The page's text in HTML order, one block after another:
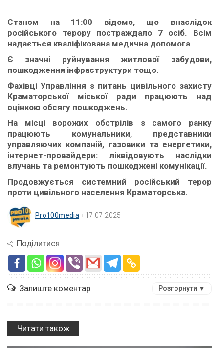
Станом на 11:00 відомо, що внаслідок
російського терору постраждало 7 осіб. Всім
надається кваліфікована медична допомога.
Є значні руйнування житлової забудови,
пошкодження інфраструктури тощо.
Фахівці Управління з питань цивільного захисту
Краматорської міської ради працюють над
оцінкою обсягу пошкоджень.
На місці ворожих обстрілів з самого ранку
працюють комунальники, представники
управляючих компаній, газовики та енергетики,
інтернет-провайдери: ліквідовують наслідки
влучань та ремонтують пошкоджені комунікації.
Продовжується системний російський терор
проти цивільного населення Краматорська.
Pro100media 17.07.2025
Поділитися
Залиште коментар Розгорнути ▼
Читати також